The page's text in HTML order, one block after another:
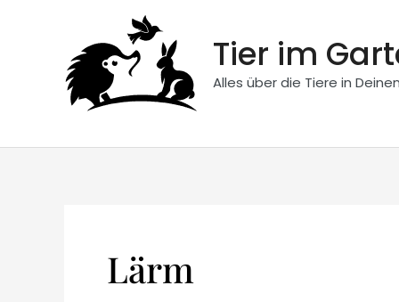
Tier im
Alles über die Tiere in
Lärm